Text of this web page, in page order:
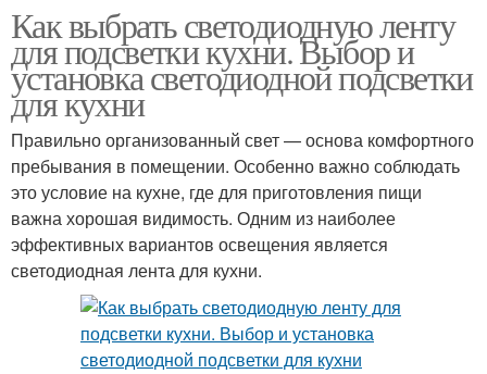
Как выбрать светодиодную ленту
для подсветки кухни. Выбор и
установка светодиодной подсветки
для кухни
Правильно организованный свет — основа комфортного
пребывания в помещении. Особенно важно соблюдать
это условие на кухне, где для приготовления пищи
важна хорошая видимость. Одним из наиболее
эффективных вариантов освещения является
светодиодная лента для кухни.